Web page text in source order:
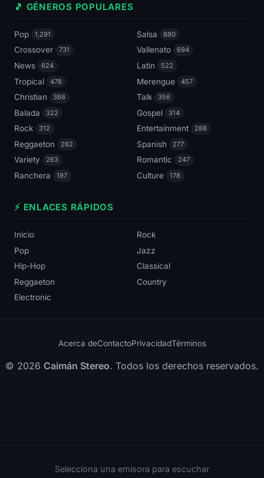
🎵 GÉNEROS POPULARES
Pop 1,291 Salsa 880
Crossover 731 Vallenato 694
News 624 Latin 522
Tropical 478 Merengue 457
Christian 368 Talk 356
Balada 322 Gospel 314
Rock 312 Entertainment 288
Reggaeton 282 Spanish 277
Variety 263 Romantic 247
Ranchera 197 Culture 178
⚡ ENLACES RÁPIDOS
Inicio
Rock
Pop
Jazz
Hip-Hop
Classical
Reggaeton
Country
Electronic
Acerca deContactoPrivacidadTérminos
© 2026 Caimán Stereo. Todos los derechos reservados.
Selecciona una emisora para escuchar